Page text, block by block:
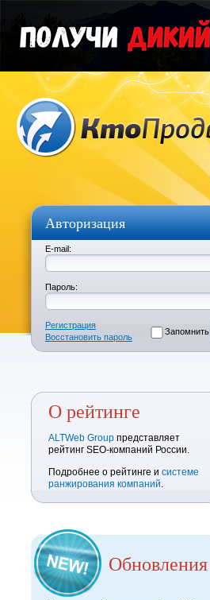
Авторизация
E-mail:
Пароль:
Регистрация
Восстановить пароль
Запомнить
О рейтинге
ALTWeb Group представляет
рейтинг SEO-компаний России.
Подробнее о рейтинге и системе
ранжирования компаний.
Обновления